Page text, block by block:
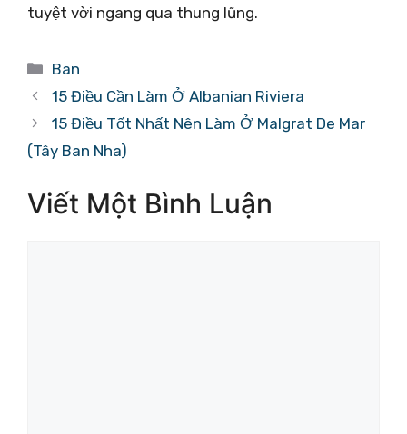
tuyệt vời ngang qua thung lũng.
Danh
mục
Ban
15 Điều Cần Làm Ở Albanian Riviera
15 Điều Tốt Nhất Nên Làm Ở Malgrat De Mar
(Tây Ban Nha)
Viết Một Bình Luận